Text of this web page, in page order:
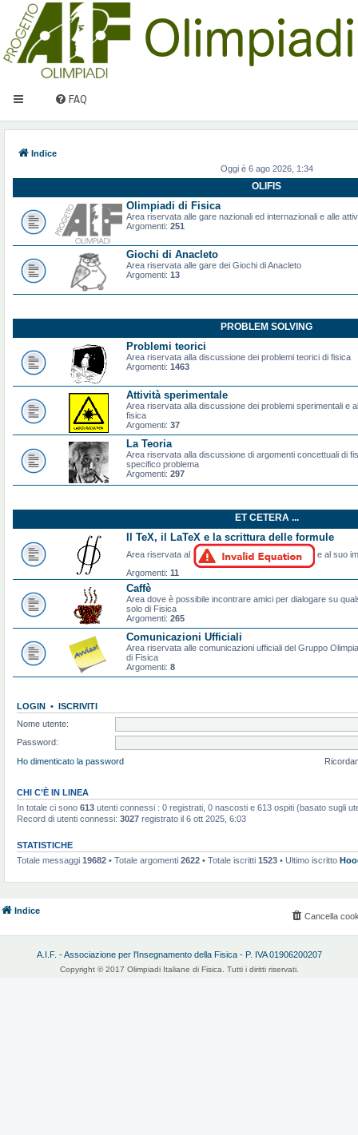
FAQ
Indice
Oggi è 6 ago 2026, 1:34
OLIFIS
Olimpiadi di Fisica
Area riservata alle gare nazionali ed internazionali e alle
Argomenti: 251
Giochi di Anacleto
Area riservata alle gare dei Giochi di Anacleto
Argomenti: 13
PROBLEM SOLVING
Problemi teorici
Area riservata alla discussione dei problemi teorici di fisica
Argomenti: 1463
Attività sperimentale
Area riservata alla discussione dei problemi sperimentali e
fisica
Argomenti: 37
La Teoria
Area riservata alla discussione di argomenti concettuali di
specifico problema
Argomenti: 297
ET CETERA ...
Il TeX, il LaTeX e la scrittura delle formule
Area riservata al
e al suo
Argomenti: 11
Caffè
Area dove è possibile incontrare amici per dialogare su
solo di Fisica
Argomenti: 265
Comunicazioni Ufficiali
Area riservata alle comunicazioni ufficiali del Gruppo
di Fisica
Argomenti: 8
LOGIN • ISCRIVITI
Nome utente:
Password:
Ho dimenticato la password
CHI C’È IN LINEA
In totale ci sono 613 utenti connessi : 0 registrati, 0 nascosti e 613 ospiti (basato sugli
Record di utenti connessi: 3027 registrato il 6 ott 2025, 6:03
STATISTICHE
Totale messaggi 19682 • Totale argomenti 2622 • Totale iscritti 1523 • Ultimo iscritto
Indice
Cancella
A.I.F. - Associazione per l'Insegnamento della Fisica - P. IVA 01906200207
Copyright © 2017 Olimpiadi Italiane di Fisica. Tutti i diritti riservati.